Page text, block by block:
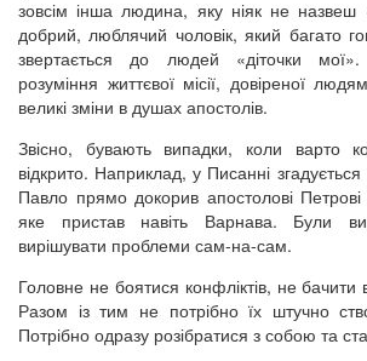
зовсім інша людина, яку ніяк не
добрий, люблячий чоловік, який багато
звертається до людей «діточки
розуміння життєвої місії, довіреної
великі зміни в душах апостолів.
Звісно, бувають випадки, коли варто
відкрито. Наприклад, у Писанні
Павло прямо докорив апостолові
яке пристав навіть Варнава. Були
вирішувати проблеми сам-на-сам.
Головне не боятися конфліктів, не
Разом із тим не потрібно їх штучно
Потрібно одразу розібратися з собою та